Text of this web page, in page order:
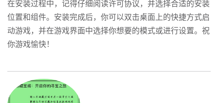
在安装过程中，记得仔细阅读许可协议，并选择合适的安装
位置和组件。安装完成后，你可以双击桌面上的快捷方式启
动游戏，并在游戏界面中选择你想要的模式或进行设置。祝
你游戏愉快！